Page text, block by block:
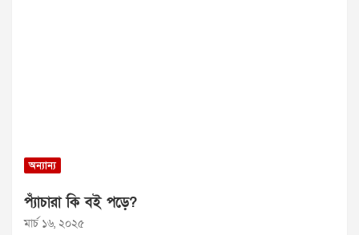
অন্যান্য
প্যাঁচারা কি বই পড়ে?
মার্চ ১৬, ২০২৫